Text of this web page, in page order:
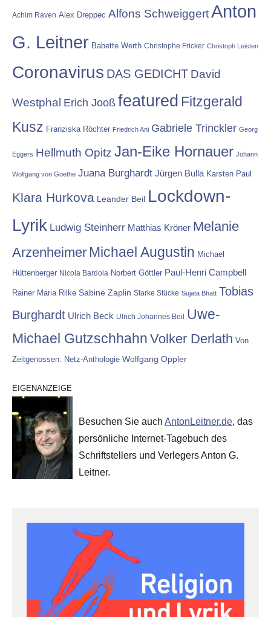
Achim Raven Alex Dreppec Alfons SchweiggertAnton
G. Leitner Babette Werth Christophe Fricker Christoph Leisten
Coronavirus DAS GEDICHT David
Westphal Erich Jooß featured Fitzgerald
Kusz Franziska Röchter Friedrich Ani Gabriele Trinckler Georg
Eggers Hellmuth Opitz Jan-Eike Hornauer Johann
Wolfgang von Goethe Juana Burghardt Jürgen Bulla Karsten Paul
Klara Hurkova Leander Beil Lockdown-
Lyrik Ludwig Steinherr Matthias Kröner Melanie
Arzenheimer Michael Augustin Michael
Hüttenberger Nicola Bardola Norbert Göttler Paul-Henri Campbell
Rainer Maria Rilke Sabine Zaplin Starke Stücke Sujata Bhatt Tobias
Burghardt Ulrich Beck Ulrich Johannes Beil
Uwe-
Michael Gutzschhahn Volker Derlath Von
Zeitgenossen: Netz-Anthologie Wolfgang Oppler
EIGENANZEIGE
Besuchen Sie auch AntonLeitner.de, das
persönliche Internet-Tagebuch des
Schriftstellers und Verlegers Anton G.
Leitner.